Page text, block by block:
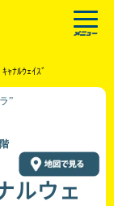
ｬﾅﾙｳｪｲｽﾞ
”
ルウェ